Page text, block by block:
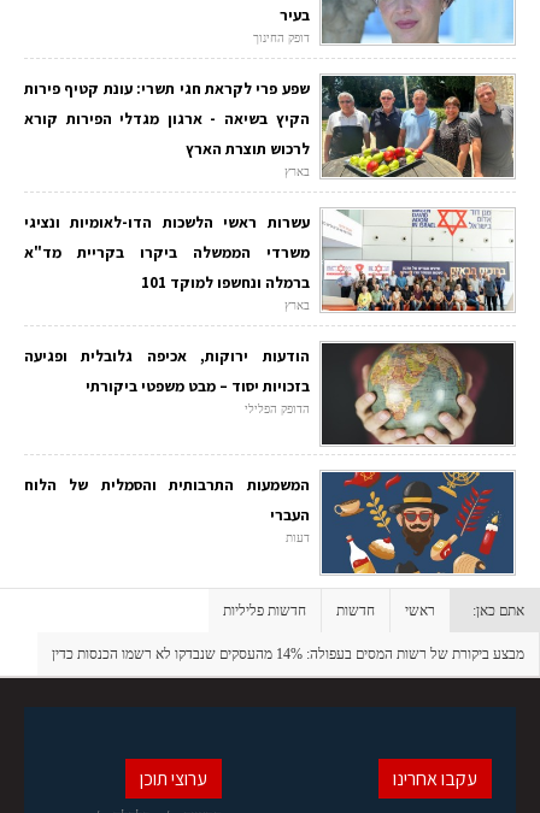
בעיר
דופק החינוך
שפע פרי לקראת חגי תשרי: עונת קטיף פירות
הקיץ בשיאה - ארגון מגדלי הפירות קורא
לרכוש תוצרת הארץ
בארץ
עשרות ראשי הלשכות הדו-לאומיות ונציגי
משרדי הממשלה ביקרו בקריית מד"א
ברמלה ונחשפו למוקד 101
בארץ
הודעות ירוקות, אכיפה גלובלית ופגיעה
בזכויות יסוד – מבט משפטי ביקורתי
הדופק הפלילי
המשמעות התרבותית והסמלית של הלוח
העברי
דעות
אתם כאן: ראשי חדשות חדשות פליליות
מבצע ביקורת של רשות המסים בעפולה: 14% מהעסקים שנבדקו לא רשמו הכנסות כדין
ערוצי תוכן עקבו אחרינו